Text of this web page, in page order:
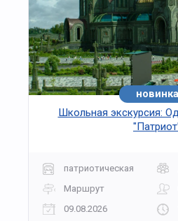
хит
новинка
Школьная экскурсия:
патриотическая
Маршрут
09.08.2026